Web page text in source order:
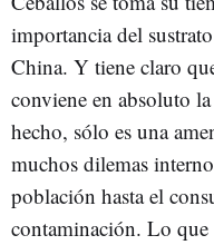
importancia del
China. Y tiene claro
conviene en absoluto
hecho, sólo es una
muchos dilemas
población hasta el
contaminación. Lo